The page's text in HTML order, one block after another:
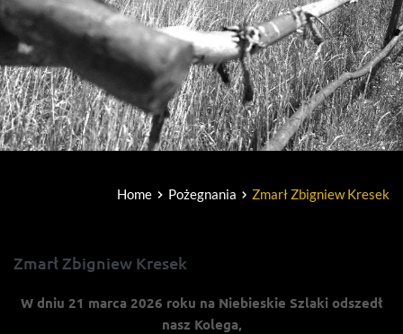
Home Pożegnania Zmarł Zbigniew Kresek
Zmarł Zbigniew Kresek
W dniu 21 marca 2026 roku na Niebieskie Szlaki odszedł
nasz Kolega,